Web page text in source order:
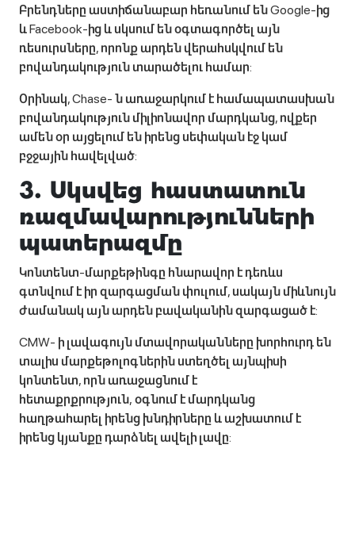
Բրենդները աստիճանաբար հեռանում են Google-ից
և Facebook-ից և սկսում են օգտագործել այն
ռեսուրսները, որոնք արդեն վերահսկվում են
բովանդակություն տարածելու համար:
Օրինակ, Chase- ն առաջարկում է համապատասխան
բովանդակություն միլիոնավոր մարդկանց, ովքեր
ամեն օր այցելում են իրենց սեփական էջ կամ
բջջային հավելված:
3. Սկսվեց հաստատուն
ռազմավարությունների
պատերազմը
Կոնտենտ-մարքեթինգը հնարավոր է դեռևս
գտնվում է իր զարգացման փուլում, սակայն միևնույն
ժամանակ այն արդեն բավականին զարգացած է:
CMW- ի լավագույն մտավորականները խորհուրդ են
տալիս մարքեթոլոգներին ստեղծել այնպիսի
կոնտենտ, որն առաջացնում է
հետաքրքրություն, օգնում է մարդկանց
հաղթահարել իրենց խնդիրները և աշխատում է
իրենց կյանքը դարձնել ավելի լավը: